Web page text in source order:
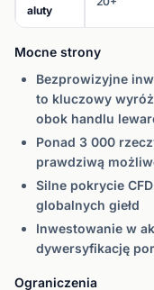
aluty
Mocne strony
Bezprowizyjne
to kluczowy
obok handlu
Ponad 3 000
prawdziwą
Silne pokrycie
globalnych giełd
Inwestowanie w
dywersyfikację
Ograniczenia